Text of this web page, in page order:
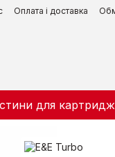
Оплата і доставка
для